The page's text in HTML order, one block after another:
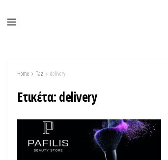
Home Tag delivery
Ετικέτα:delivery